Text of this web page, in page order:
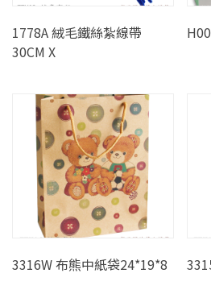
1778A 絨毛鐵絲紮線帶
30CM X
3316W 布熊中紙袋24*19*8